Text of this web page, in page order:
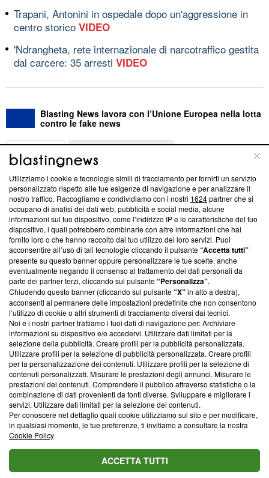
Trapani, Antonini in ospedale dopo un'aggressione in
centro storico VIDEO
'Ndrangheta, rete internazionale di narcotraffico gestita
dal carcere: 35 arresti VIDEO
Blasting News lavora con l’Unione Europea nella lotta
contro le fake news
ABOUT
Questa sezione offre informazioni trasparenti su Blasting
News, sui nostri processi editoriali e su come ci impegniamo a
creare news di qualità. Inoltre, afferma la nostra aderenza a
‘Trust Project - News with Integrity’Blasting News non è
ancora membro del programma, ma ha richiesto di farne
parte; Trust Project non ha ancora effettuato una verifica di
conformità agli standard.
Su di noi
Team editoriale
Corporate
Redazione
Informativa Privacy
Cookie Policy
Blasting SA, IDI CHE-247.845.224, Via Carlo Frasca, 3 - 6900
Lugano (Svizzera) Tel:+39 0690258937
© 2026 Blasting News
Utilizziamo i cookie e tecnologie simili di tracciamento per fornirti un servizio
personalizzato rispetto alle tue esigenze di navigazione e per analizzare il
nostro traffico. Raccogliamo e condividiamo con i nostri 1624partner che si
occupano di analisi dei dati web, pubblicità e social media, alcune
informazioni sul tuo dispositivo, come l’indirizzo IP e le caratteristiche del tuo
dispositivo, i quali potrebbero combinarle con altre informazioni che hai
fornito loro o che hanno raccolto dal tuo utilizzo dei loro servizi. Puoi
acconsentire all’uso di tali tecnologie cliccando il pulsante“Accetta tutti”
presente su questo banner oppure personalizzare le tue scelte, anche
eventualmente negando il consenso al trattamento dei dati personali da
parte dei partner terzi, cliccando sul pulsante“Personalizza”.
Chiudendo questo banner (cliccando sul pulsante“X”in alto a destra),
acconsenti al permanere delle impostazioni predefinite che non consentono
l’utilizzo di cookie o altri strumenti di tracciamento diversi dai tecnici.
Noi e i nostri partner trattiamo i tuoi dati di navigazione per: Archiviare
informazioni su dispositivo e/o accedervi. Utilizzare dati limitati per la
selezione della pubblicità. Creare profili per la pubblicità personalizzata.
Utilizzare profili per la selezione di pubblicità personalizzata. Creare profili
per la personalizzazione dei contenuti. Utilizzare profili per la selezione di
contenuti personalizzati. Misurare le prestazioni degli annunci. Misurare le
prestazioni dei contenuti. Comprendere il pubblico attraverso statistiche o la
combinazione di dati provenienti da fonti diverse. Sviluppare e migliorare i
servizi. Utilizzare dati limitati per la selezione dei contenuti.
Per conoscere nel dettaglio quali cookie utilizziamo sul sito e per modificare,
in qualsiasi momento, le tue preferenze, ti invitiamo a consultare la nostra
Cookie Policy.
ACCETTA TUTTI